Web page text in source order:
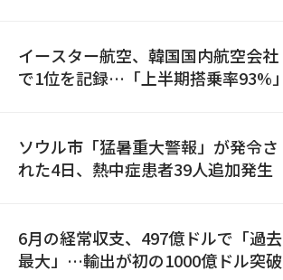
イースター航空、韓国国内航空会社
で1位を記録…「上半期搭乗率93%」
ソウル市「猛暑重大警報」が発令さ
れた4日、熱中症患者39人追加発生
6月の経常収支、497億ドルで「過去
最大」…輸出が初の1000億ドル突破